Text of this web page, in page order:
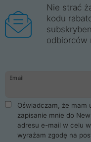
Nie strać
kodu
odbiorców
Email
Oświadczam, że mam
zapisanie mnie do
adresu e-mail w celu
wyrażam zgodę na